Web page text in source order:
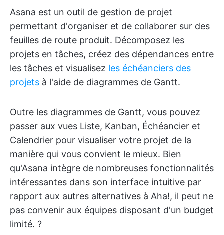
Asana est un outil de gestion de projet
permettant d'organiser et de collaborer sur des
feuilles de route produit. Décomposez les
projets en tâches, créez des dépendances entre
les tâches et visualisez les échéanciers des
projets à l'aide de diagrammes de Gantt.
Outre les diagrammes de Gantt, vous pouvez
passer aux vues Liste, Kanban, Échéancier et
Calendrier pour visualiser votre projet de la
manière qui vous convient le mieux. Bien
qu'Asana intègre de nombreuses fonctionnalités
intéressantes dans son interface intuitive par
rapport aux autres alternatives à Aha!, il peut ne
pas convenir aux équipes disposant d'un budget
limité. ?